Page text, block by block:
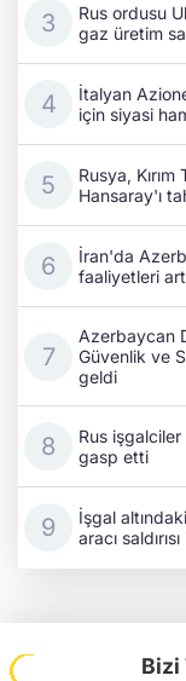
Rus ordusu
gaz üretim
İtalyan
için siyasi
Rusya,
Hansaray'ı
İran'da
faaliyetleri
Azerbaycan
Güvenlik ve
geldi
Rus
gasp etti
İşgal
aracı
Bizi